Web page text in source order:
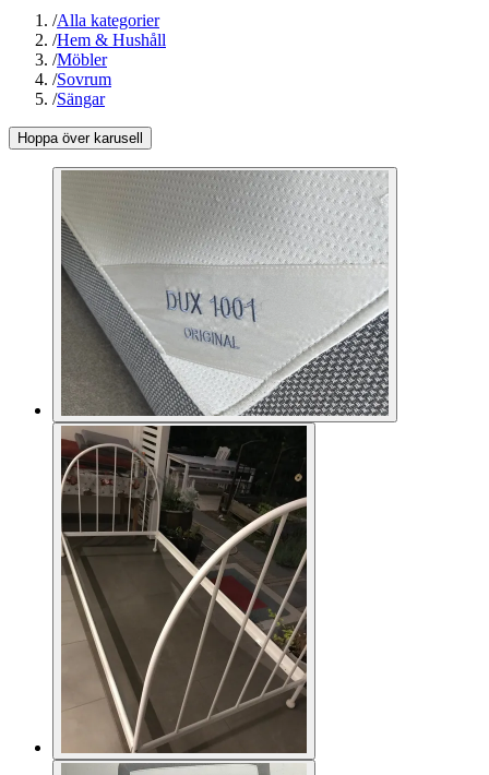
/Alla kategorier
/Hem & Hushåll
/Möbler
/Sovrum
/Sängar
Hoppa över karusell